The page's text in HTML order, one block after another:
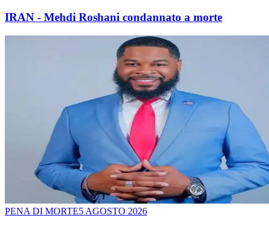
IRAN - Mehdi Roshani condannato a morte
PENA DI MORTE5 AGOSTO 2026